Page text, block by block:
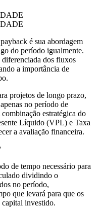
é sua abordagem
do período igualmente.
dos fluxos
a importância de
projetos de longo prazo,
no período de
estratégica do
Líquido (VPL) e Taxa
a avaliação financeira.
de tempo necessário para
dividindo o
no período,
que levará para que os
investido.